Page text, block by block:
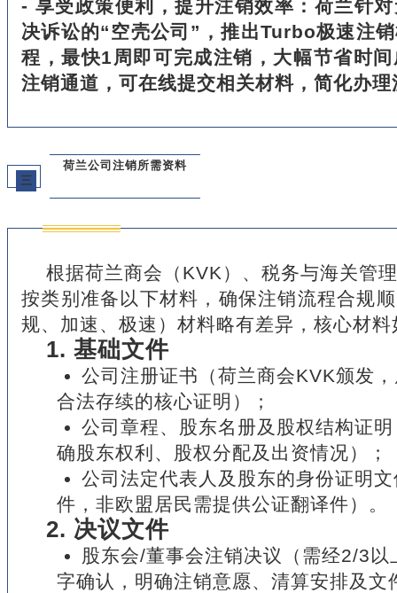
- 享受政策便利，提升注销效率：荷兰针
决诉讼的“空壳公司”，推出Turbo极速注
程，最快1周即可完成注销，大幅节省时
注销通道，可在线提交相关材料，简化办理
三
荷兰公司注销所需资料
根据荷兰商会（KVK）、税务与海关管
按类别准备以下材料，确保注销流程合规
规、加速、极速）材料略有差异，核心材料
1. 基础文件
公司注册证书（荷兰商会KVK颁发
合法存续的核心证明）；
公司章程、股东名册及股权结构证
确股东权利、股权分配及出资情况）；
公司法定代表人及股东的身份证明
件，非欧盟居民需提供公证翻译件）。
2. 决议文件
股东会/董事会注销决议（需经2/3
字确认，明确注销意愿、清算安排及文